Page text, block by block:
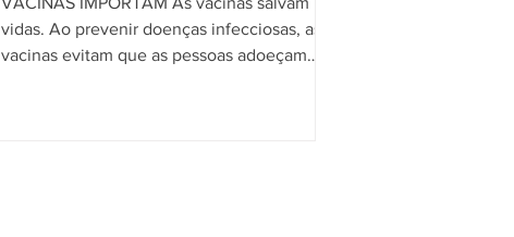
vidas. Ao prevenir doenças infecciosas, as
vacinas evitam que as pessoas adoeçam